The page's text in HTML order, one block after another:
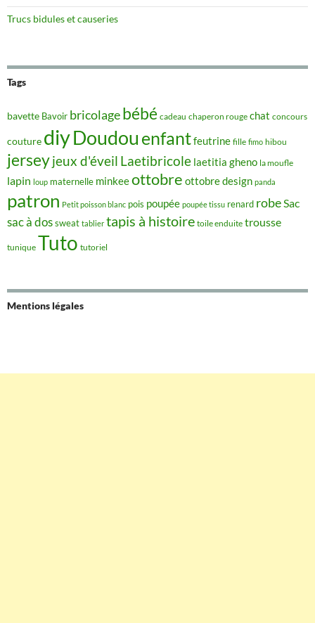
Trucs bidules et causeries
Tags
bavette Bavoir bricolagebébé cadeau chaperon rouge chat concours
couture diyDoudou enfantfeutrine fille fimo hibou
jerseyjeux d'éveil Laetibricole laetitia gheno la moufle
lapin loup maternelle minkeeottobre ottobre design panda
patron Petit poisson blanc pois poupée poupée tissu renard robeSac
sac à dossweat tablier tapis à histoire toile enduite trousse
tunique Tuto tutoriel
Mentions légales